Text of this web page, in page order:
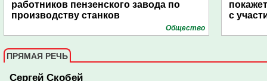
работников пензенского завода по
производству станков
Общество
с
ПРЯМАЯ РЕЧЬ
Сергей Скобей